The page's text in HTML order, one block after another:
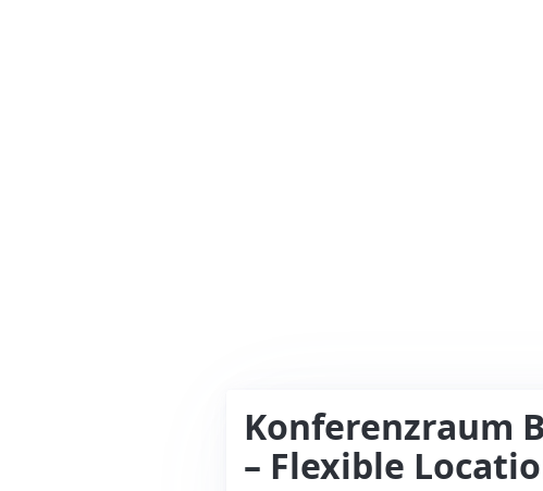
Konferenzraum
– Flexible